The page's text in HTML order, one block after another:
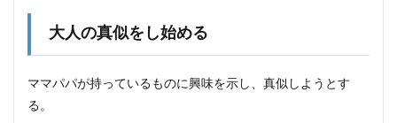
大人の真似をし始める
ママパパが持っているものに興味を示し、真似しようとす
る。